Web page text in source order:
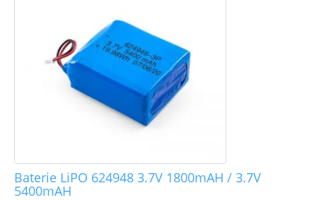
Baterie LiPO 624948 3.7V 1800mAH / 3.7V
5400mAH